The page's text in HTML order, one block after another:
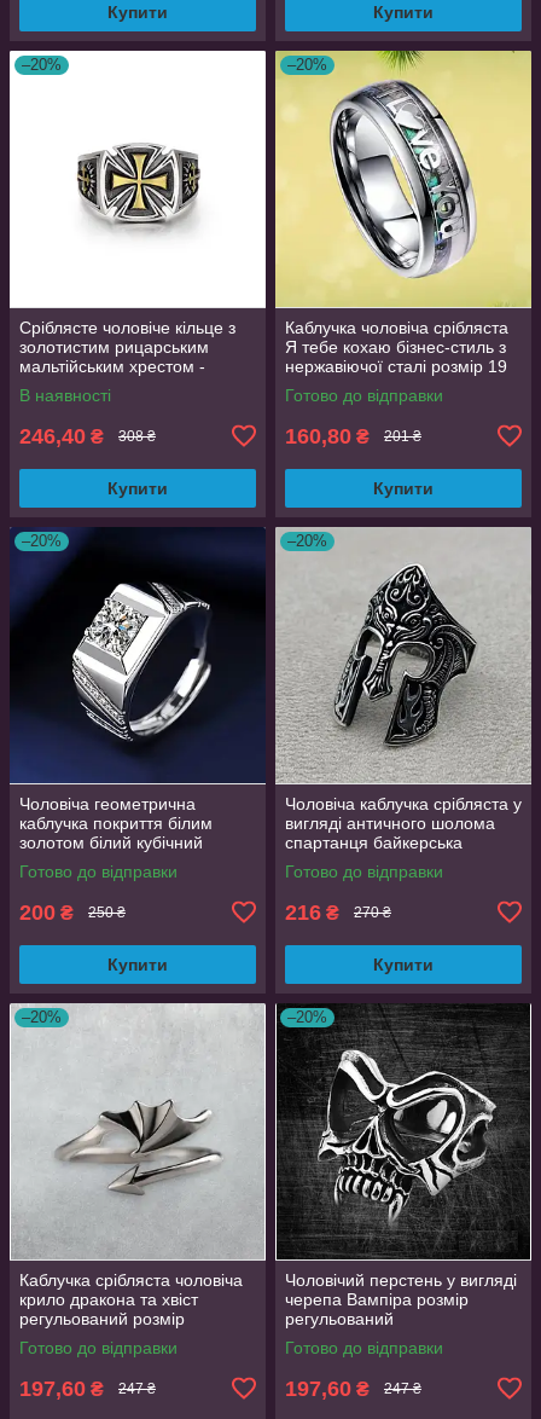
Купити Купити
–20%
Сріблясте чоловіче кільце з
золотистим рицарським
мальтійським хрестом -
доблесть і честь,
регульований розмір
В наявності
246,40 ₴ 308 ₴
Купити
–20%
Каблучка чоловіча срібляста
Я тебе кохаю бізнес-стиль з
нержавіючої сталі розмір 19
OrnatusDivinus758
Готово до відправки
160,80 ₴ 201 ₴
Купити
–20%
Чоловіча геометрична
каблучка покриття білим
золотом білий кубічний
цирконій розмір 18
Готово до відправки
200 ₴ 250 ₴
Купити
–20%
Чоловіча каблучка срібляста у
вигляді античного шолома
спартанця байкерська
регульована AurumLux297
Готово до відправки
216 ₴ 270 ₴
Купити
–20%
Каблучка срібляста чоловіча
крило дракона та хвіст
регульований розмір
AurumLux024
Готово до відправки
197,60 ₴ 247 ₴
–20%
Чоловічий перстень у вигляді
черепа Вампіра розмір
регульований
Готово до відправки
197,60 ₴ 247 ₴